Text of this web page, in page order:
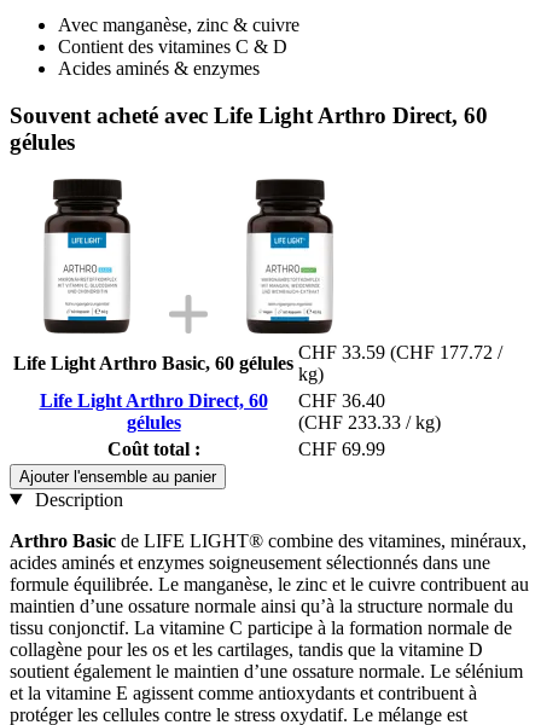
Avec manganèse, zinc & cuivre
Contient des vitamines C & D
Acides aminés & enzymes
Souvent acheté avec Life Light Arthro Direct, 60
gélules
Life Light Arthro Basic, 60 gélules
CHF 33.59 (CHF 177.72 /
kg)
Life Light Arthro Direct, 60
gélules
CHF 36.40
(CHF 233.33 / kg)
Coût total :
CHF 69.99
Ajouter l'ensemble au panier
Description
Arthro Basic de LIFE LIGHT® combine des vitamines, minéraux,
acides aminés et enzymes soigneusement sélectionnés dans une
formule équilibrée. Le manganèse, le zinc et le cuivre contribuent au
maintien d’une ossature normale ainsi qu’à la structure normale du
tissu conjonctif. La vitamine C participe à la formation normale de
collagène pour les os et les cartilages, tandis que la vitamine D
soutient également le maintien d’une ossature normale. Le sélénium
et la vitamine E agissent comme antioxydants et contribuent à
protéger les cellules contre le stress oxydatif. Le mélange est